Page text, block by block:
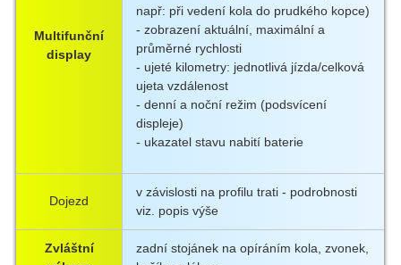
Multifunční
display
např: při vedení kola do prudkého kopce)
- zobrazení aktuální, maximální a
průměrné rychlosti
- ujeté kilometry: jednotlivá jízda/celková
ujeta vzdálenost
- denní a noční režim (podsvícení
displeje)
- ukazatel stavu nabití baterie
Dojezd
v závislosti na profilu trati - podrobnosti
viz. popis výše
Zvláštní
zadní stojánek na opíráním kola, zvonek,